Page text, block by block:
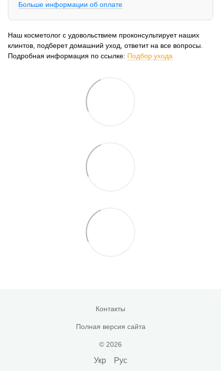
Больше информации об оплате
Наш косметолог с удовольствием проконсультирует наших
клинтов, подберет домашний уход, ответит на все вопросы.
Подробная информация по ссылке: Подбор ухода
Контакты
Полная версия сайта
© 2026
Укр Рус